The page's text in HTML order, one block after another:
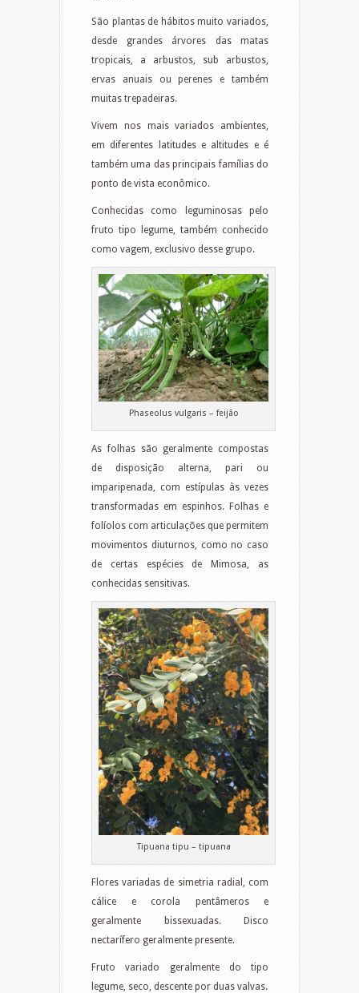
São plantas de hábitos muito variados,
desde grandes árvores das matas
tropicais, a arbustos, sub arbustos,
ervas anuais ou perenes e também
muitas trepadeiras.
Vivem nos mais variados ambientes,
em diferentes latitudes e altitudes e é
também uma das principais famílias do
ponto de vista econômico.
Conhecidas como leguminosas pelo
fruto tipo legume, também conhecido
como vagem, exclusivo desse grupo.
Phaseolus vulgaris – feijão
As folhas são geralmente compostas
de disposição alterna, pari ou
imparipenada, com estípulas às vezes
transformadas em espinhos. Folhas e
folíolos com articulações que permitem
movimentos diuturnos, como no caso
de certas espécies de Mimosa, as
conhecidas sensitivas.
Tipuana tipu – tipuana
Flores variadas de simetria radial, com
cálice e corola pentâmeros e
geralmente bissexuadas. Disco
nectarífero geralmente presente.
Fruto variado geralmente do tipo
legume, seco, descente por duas valvas.